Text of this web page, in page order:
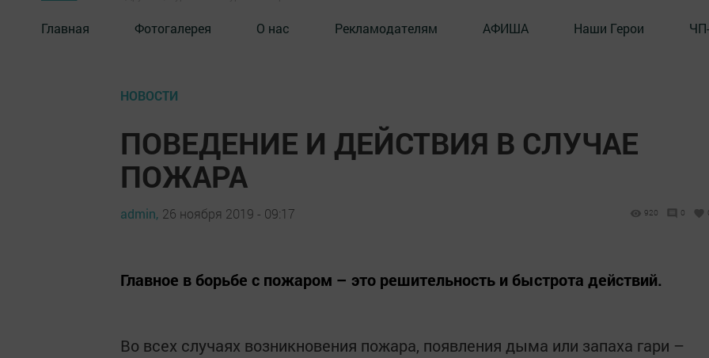
Главная Фотогалерея О нас Рекламодателям АФИША Наши Герои
НОВОСТИ
ПОВЕДЕНИЕ И ДЕЙСТВИЯ В СЛУЧАЕ
ПОЖАРА
admin, 26 ноября 2019 - 09:17 920 0
Главное в борьбе с пожаром – это решительность и быстрота действий.
Во всех случаях возникновения пожара, появления дыма или запаха гари –